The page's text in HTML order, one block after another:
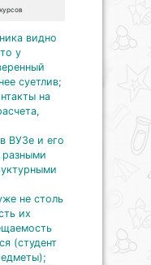
видно
у
суетлив;
на
ВУЗе и его
не столь
их
(студент